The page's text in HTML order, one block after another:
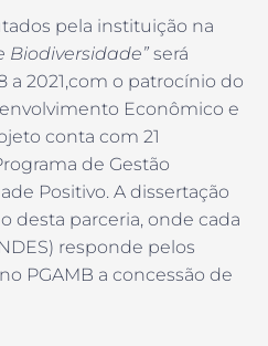
pela instituição na
Biodiversidade” será
a 2021,com o patrocínio do
Econômico e
conta com 21
de Gestão
Positivo. A dissertação
desta parceria, onde cada
responde pelos
PGAMB a concessão de